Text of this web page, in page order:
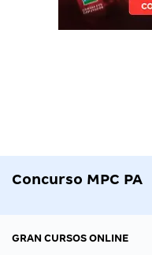
Concurso MPC PA
GRAN CURSOS ONLINE